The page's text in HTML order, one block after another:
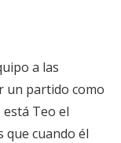
a las
un partido como
Teo el
que cuando él